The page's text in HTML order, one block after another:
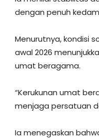
dengan penuh
Menurutnya, kondisi
awal 2026
umat beragama.
“Kerukunan umat
menjaga persatuan
Ia menegaskan